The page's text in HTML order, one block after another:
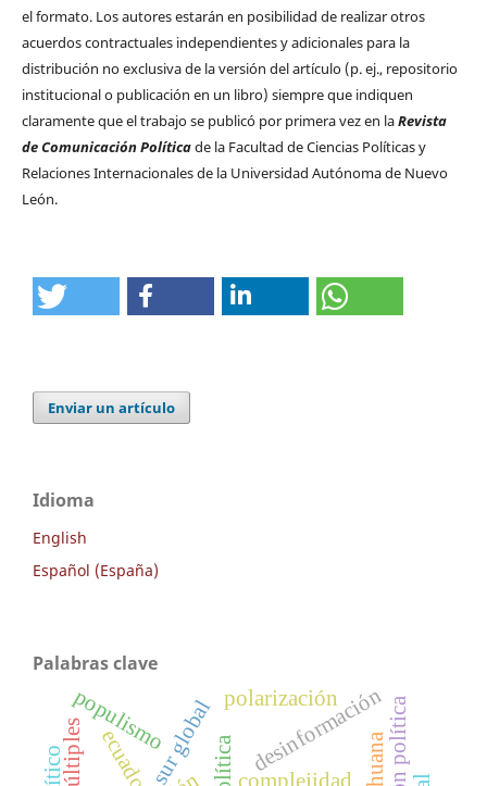
el formato. Los autores estarán en posibilidad de realizar otros
acuerdos contractuales independientes y adicionales para la
distribución no exclusiva de la versión del artículo (p. ej., repositorio
institucional o publicación en un libro) siempre que indiquen
claramente que el trabajo se publicó por primera vez en laRevista
de Comunicación Políticade la Facultad de Ciencias Políticas y
Relaciones Internacionales de la Universidad Autónoma de Nuevo
León.
Enviar un artículo
Idioma
English
Español (España)
Palabras clave
política complejidad
sur global desinformación
populismo polarización
ecuador